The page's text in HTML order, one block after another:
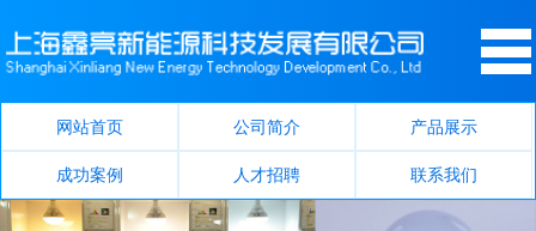
网站首页 公司简介 产品展示
成功案例 人才招聘 联系我们